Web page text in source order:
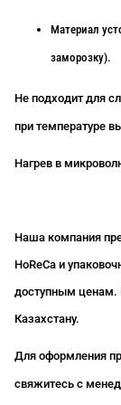
Материал
заморозку).
Не подходит для
при температуре
Нагрев в
Наша компания
HoReCa и
доступным ценам.
Казахстану.
Для оформления
свяжитесь с